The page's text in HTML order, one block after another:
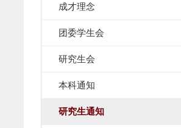
成才理念
团委学生会
研究生会
本科通知
研究生通知